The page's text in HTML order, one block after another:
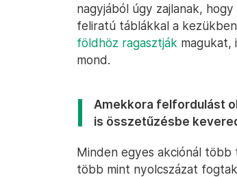
nagyjából úgy zajlanak,
feliratú táblákkal a
földhöz ragasztják magukat,
mond.
Amekkora felfordulást
is összetűzésbe
Minden egyes akciónál
több mint nyolcszázat